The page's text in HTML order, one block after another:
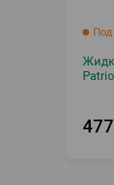
Под
477